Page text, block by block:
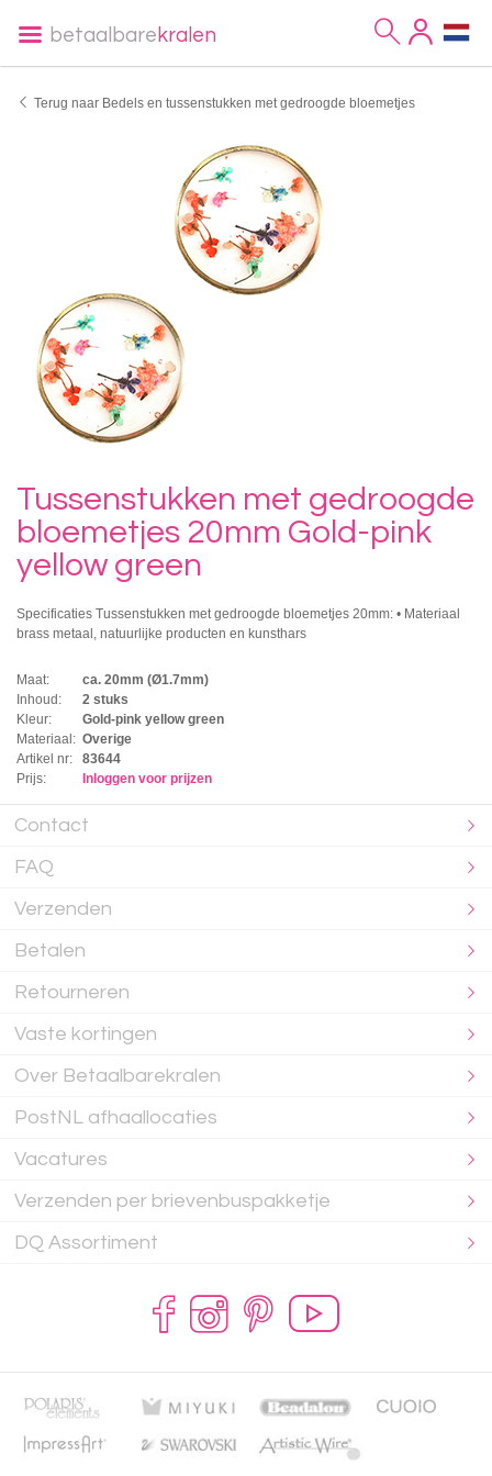
betaalbare kralen
Terug naar Bedels en tussenstukken met gedroogde bloemetjes
Tussenstukken met gedroogde
bloemetjes 20mm Gold-pink
yellow green
Specificaties Tussenstukken met gedroogde bloemetjes 20mm: • Materiaal
brass metaal, natuurlijke producten en kunsthars
Maat:
ca. 20mm (Ø1.7mm)
Inhoud:
2 stuks
Kleur:
Gold-pink yellow green
Materiaal: Overige
Artikel nr:
83644
Prijs:
Inloggen voor prijzen
Contact
FAQ
Verzenden
Betalen
Retourneren
Vaste kortingen
Over Betaalbarekralen
PostNL afhaallocaties
Vacatures
Verzenden per brievenbuspakketje
DQ Assortiment